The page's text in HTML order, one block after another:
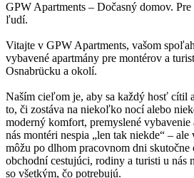
GPW Apartments – Dočasný domov.
ľudí.
Vitajte v GPW Apartments, vašom
vybavené apartmány pre montérov a
Osnabrücku a okolí.
Naším cieľom je, aby sa každý hosť cítil
to, či zostáva na niekoľko nocí alebo
moderný komfort, premyslené
nás montéri nespia „len tak niekde“ – ale
môžu po dlhom pracovnom dni
obchodní cestujúci, rodiny a turisti u nás
so všetkým, čo potrebujú.